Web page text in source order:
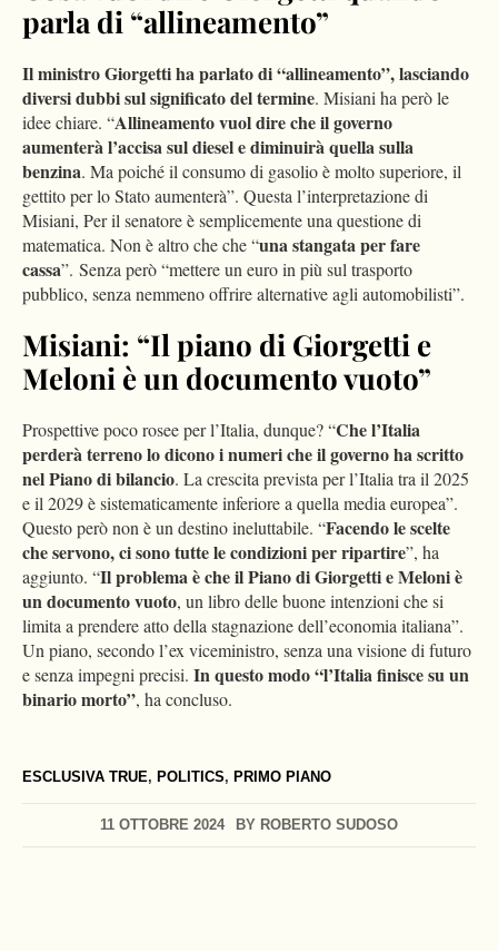
ESCLUSIVA TRUE, POLITICS, PRIMO PIANO
11 OTTOBRE 2024 BY ROBERTO SUDOSO
parla di “allineamento”
Il ministro Giorgetti ha parlato di “allineamento”, lasciando
diversi dubbi sul significato del termine. Misiani ha però le
idee chiare. “Allineamento vuol dire che il governo
aumenterà l’accisa sul diesel e diminuirà quella sulla
benzina. Ma poiché il consumo di gasolio è molto superiore, il
gettito per lo Stato aumenterà”. Questa l’interpretazione di
Misiani, Per il senatore è semplicemente una questione di
matematica. Non è altro che che “una stangata per fare
cassa”. Senza però “mettere un euro in più sul trasporto
pubblico, senza nemmeno offrire alternative agli automobilisti”.
Misiani: “Il piano di Giorgetti e
Meloni è un documento vuoto”
Prospettive poco rosee per l’Italia, dunque? “Che l’Italia
perderà terreno lo dicono i numeri che il governo ha scritto
nel Piano di bilancio. La crescita prevista per l’Italia tra il 2025
e il 2029 è sistematicamente inferiore a quella media europea”.
Questo però non è un destino ineluttabile. “Facendo le scelte
che servono, ci sono tutte le condizioni per ripartire”, ha
aggiunto. “Il problema è che il Piano di Giorgetti e Meloni è
un documento vuoto, un libro delle buone intenzioni che si
limita a prendere atto della stagnazione dell’economia italiana”.
Un piano, secondo l’ex viceministro, senza una visione di futuro
e senza impegni precisi. In questo modo “l’Italia finisce su un
binario morto”, ha concluso.